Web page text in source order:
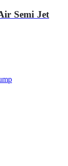
Semi Jet